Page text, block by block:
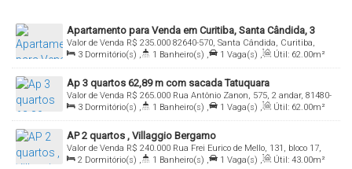
Apartamento para Venda em Curitiba, Santa Cândida, 3
dormitórios, 1 banheiro, 1 vaga
R$ 235.000
Valor de Venda
82640-570, Santa Cândida, Curitiba,
Paraná, Brasil
3 Dormitório(s) , 1 Banheiro(s) , 1 Vaga(s) , Útil: 62.00m²
Ap 3 quartos 62,89 m com sacada Tatuquara
R$ 265.000
Valor de Venda
Rua Antônio Zanon, 575, 2 andar, 81480-
150, Tatuquara, Curitiba, Paraná, Brasil
3 Dormitório(s) , 1 Banheiro(s) , 1 Vaga(s) , Útil: 62.00m²
AP 2 quartos , Villaggio Bergamo
R$ 240.000
Valor de Venda
Rua Frei Eurico de Mello, 131, bloco 17,
81250-615, Campo Comprido, Curitiba, Paraná, Brasil
2 Dormitório(s) , 1 Banheiro(s) , 1 Vaga(s) , Útil: 43.00m²